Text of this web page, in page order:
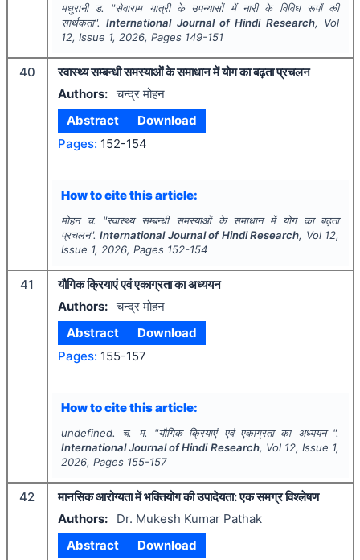
मधुरानी ड. "सेवाराम यात्री के उपन्यासों में नारी के विविध रूपों की
सार्थकता".International Journal of Hindi Research, Vol
12, Issue 1, 2026, Pages 149-151
40
स्वास्थ्य सम्बन्धी समस्याओं के समाधान में योग का बढ़ता प्रचलन
Authors: चन्द्र मोहन
Abstract
Download
Pages: 152-154
How to cite this article:
मोहन च. "स्वास्थ्य सम्बन्धी समस्याओं के समाधान में योग का बढ़ता
प्रचलन".International Journal of Hindi Research, Vol 12,
Issue 1, 2026, Pages 152-154
41
यौगिक क्रियाएं एवं एकाग्रता का अध्ययन
Authors: चन्द्र मोहन
Abstract
Download
Pages: 155-157
How to cite this article:
undefined. च. म. "यौगिक क्रियाएं एवं एकाग्रता का अध्ययन ".
International Journal of Hindi Research, Vol 12, Issue 1,
2026, Pages 155-157
42
मानसिक आरोग्यता में भक्तियोग की उपादेयता: एक समग्र विश्लेषण
Authors:
Dr. Mukesh Kumar Pathak
Abstract
Download